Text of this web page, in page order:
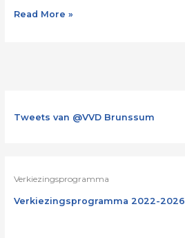
Read More »
Tweets van @VVD Brunssum
Verkiezingsprogramma
Verkiezingsprogramma 2022-2026